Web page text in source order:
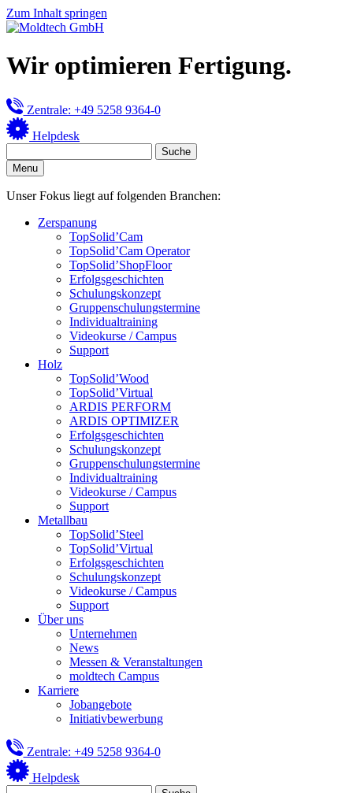
Zum Inhalt springen
Wir optimieren Fertigung.
Zentrale: +49 5258 9364-0
Helpdesk
Menu
Unser Fokus liegt auf folgenden Branchen:
Zerspanung
TopSolid’Cam
TopSolid’Cam Operator
TopSolid’ShopFloor
Erfolgsgeschichten
Schulungskonzept
Gruppenschulungstermine
Individualtraining
Videokurse / Campus
Support
Holz
TopSolid’Wood
TopSolid’Virtual
ARDIS PERFORM
ARDIS OPTIMIZER
Erfolgsgeschichten
Schulungskonzept
Gruppenschulungstermine
Individualtraining
Videokurse / Campus
Support
Metallbau
TopSolid’Steel
TopSolid’Virtual
Erfolgsgeschichten
Schulungskonzept
Videokurse / Campus
Support
Über uns
Unternehmen
News
Messen & Veranstaltungen
moldtech Campus
Karriere
Jobangebote
Initiativbewerbung
Zentrale: +49 5258 9364-0
Helpdesk